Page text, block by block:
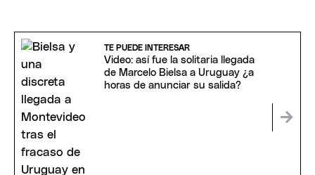
TE PUEDE INTERESAR
Video: así fue la solitaria llegada
de Marcelo Bielsa a Uruguay ¿a
horas de anunciar su salida?